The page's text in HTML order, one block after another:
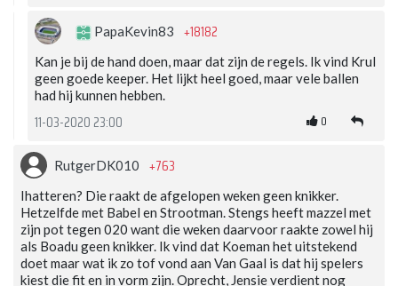
PapaKevin83 +18182
Kan je bij de hand doen, maar dat zijn de regels. Ik vind Krul
geen goede keeper. Het lijkt heel goed, maar vele ballen
had hij kunnen hebben.
11-03-2020 23:00 0
RutgerDK010 +763
Ihatteren? Die raakt de afgelopen weken geen knikker.
Hetzelfde met Babel en Strootman. Stengs heeft mazzel met
zijn pot tegen 020 want die weken daarvoor raakte zowel hij
als Boadu geen knikker. Ik vind dat Koeman het uitstekend
doet maar wat ik zo tof vond aan Van Gaal is dat hij spelers
kiest die fit en in vorm zijn. Oprecht, Jensie verdient nog